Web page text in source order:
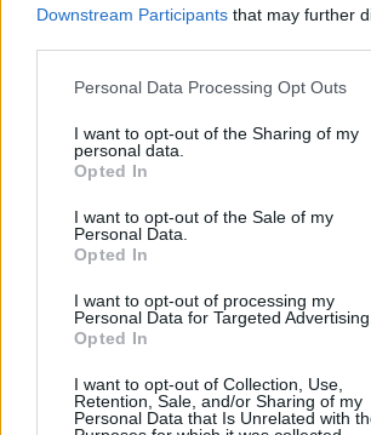
Downstream Participants that may further
Please note that this website/app uses one
not limited to your visit or usage behaviour.
grant or deny consent to Google and its
use your data for below specified purposes
consent section.
Personal Data Processing Opt Outs
I want to opt-out of the Sharing of my
personal data.
Opted In
I want to opt-out of the Sale of my
Personal Data.
Opted In
I want to opt-out of processing my
Personal Data for Targeted Advertising.
Opted In
I want to opt-out of Collection, Use,
Retention, Sale, and/or Sharing of my
Personal Data that Is Unrelated with
(zongora) ? Beethoven műveit adja elő,
Alexander Bălănescu hegedűművész ad